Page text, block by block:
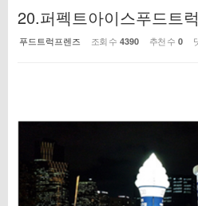
20.퍼펙트아이스푸드트
푸드트럭프렌즈 조회 수 4390 추천 수 0